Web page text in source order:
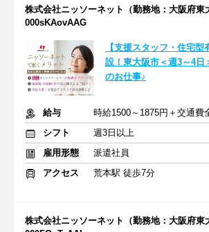
株式会社ニッソーネット（勤務地：大阪府東
000sKAovAAG
【支援スタッフ・住宅型
設！東大阪市＜週3～4日
のお仕事♪
給与
時給1500～1875円＋交通費
シフト
週3日以上
雇用形態
派遣社員
アクセス
荒本駅 徒歩7分
株式会社ニッソーネット（勤務地：大阪府東